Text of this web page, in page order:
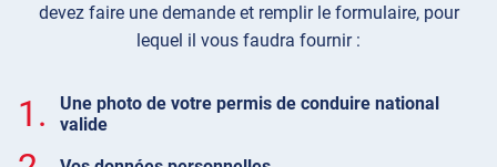
devez faire une demande et remplir le formulaire, pour
lequel il vous faudra fournir :
1.
Une photo de votre permis de conduire national
valide